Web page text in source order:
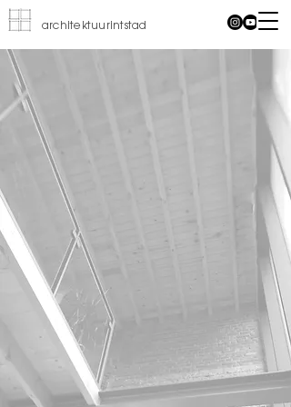
architektuurintstad